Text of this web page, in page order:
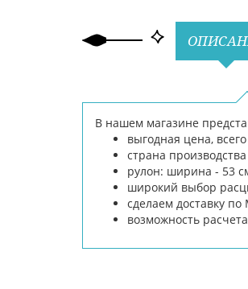
В нашем магазине
выгодная цена,
страна
рулон: ширина - 53
широкий выбор
сделаем доставку
возможность